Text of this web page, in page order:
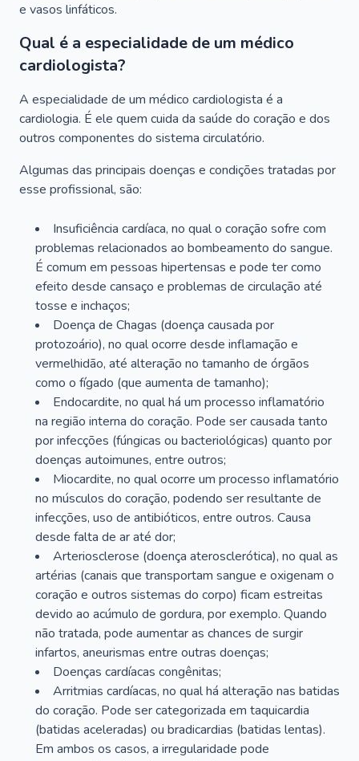
e vasos linfáticos.
Qual é a especialidade de um médico
cardiologista?
A especialidade de um médico cardiologista é a
cardiologia. É ele quem cuida da saúde do coração e dos
outros componentes do sistema circulatório.
Algumas das principais doenças e condições tratadas por
esse profissional, são:
Insuficiência cardíaca, no qual o coração sofre com
problemas relacionados ao bombeamento do sangue.
É comum em pessoas hipertensas e pode ter como
efeito desde cansaço e problemas de circulação até
tosse e inchaços;
Doença de Chagas (doença causada por
protozoário), no qual ocorre desde inflamação e
vermelhidão, até alteração no tamanho de órgãos
como o fígado (que aumenta de tamanho);
Endocardite, no qual há um processo inflamatório
na região interna do coração. Pode ser causada tanto
por infecções (fúngicas ou bacteriológicas) quanto por
doenças autoimunes, entre outros;
Miocardite, no qual ocorre um processo inflamatório
no músculos do coração, podendo ser resultante de
infecções, uso de antibióticos, entre outros. Causa
desde falta de ar até dor;
Arteriosclerose (doença aterosclerótica), no qual as
artérias (canais que transportam sangue e oxigenam o
coração e outros sistemas do corpo) ficam estreitas
devido ao acúmulo de gordura, por exemplo. Quando
não tratada, pode aumentar as chances de surgir
infartos, aneurismas entre outras doenças;
Doenças cardíacas congênitas;
Arritmias cardíacas, no qual há alteração nas batidas
do coração. Pode ser categorizada em taquicardia
(batidas aceleradas) ou bradicardias (batidas lentas).
Em ambos os casos, a irregularidade pode